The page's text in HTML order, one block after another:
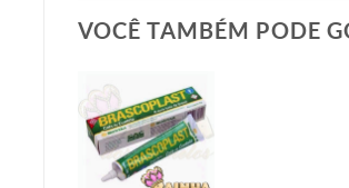
VOCÊ TAMBÉM PODE